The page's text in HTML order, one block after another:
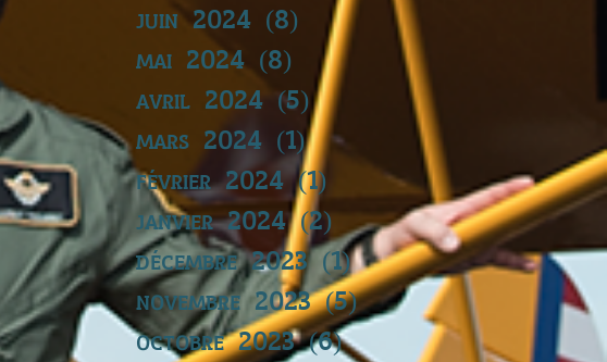
juin 2024 (8) 8 posts
mai 2024 (8) 8 posts
avril 2024 (5)5 posts
mars 2024 (1)1 post
février 2024 (1) 1 post
janvier 2024 (2)2 posts
décembre 2023 (1)1 post
novembre 2023 (5)5 posts
octobre 2023 (6)6 posts